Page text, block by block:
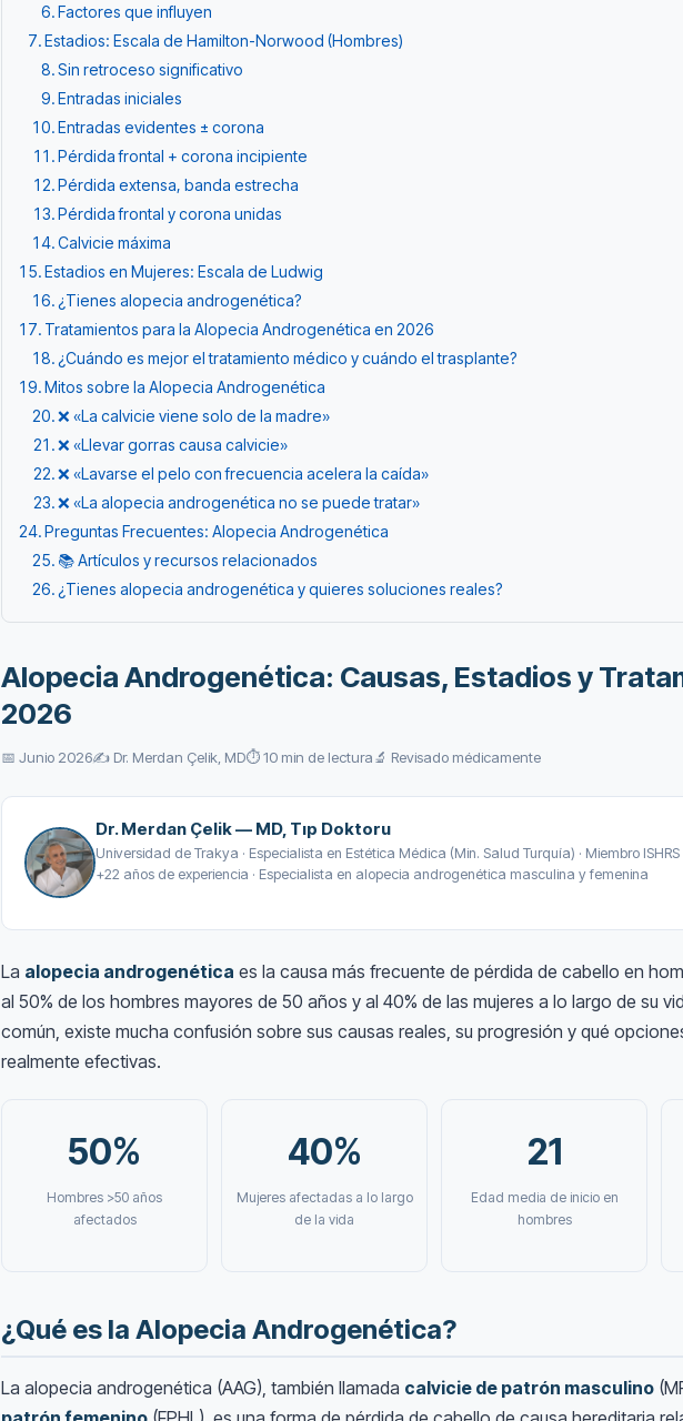
Factores que influyen
Estadios: Escala de Hamilton-Norwood (Hombres)
Sin retroceso significativo
Entradas iniciales
Entradas evidentes ± corona
Pérdida frontal + corona incipiente
Pérdida extensa, banda estrecha
Pérdida frontal y corona unidas
Calvicie máxima
Estadios en Mujeres: Escala de Ludwig
¿Tienes alopecia androgenética?
Tratamientos para la Alopecia Androgenética en 2026
¿Cuándo es mejor el tratamiento médico y cuándo el trasplante?
Mitos sobre la Alopecia Androgenética
❌ «La calvicie viene solo de la madre»
❌ «Llevar gorras causa calvicie»
❌ «Lavarse el pelo con frecuencia acelera la caída»
❌ «La alopecia androgenética no se puede tratar»
Preguntas Frecuentes: Alopecia Androgenética
📚 Artículos y recursos relacionados
¿Tienes alopecia androgenética y quieres soluciones reales?
Alopecia Androgenética: Causas, Estadios y
2026
📅 Junio 2026✍️ Dr. Merdan Çelik, MD⏱️ 10 min de lectura🔬 Revisado médicamente
Dr. Merdan Çelik — MD, Tıp Doktoru
Universidad de Trakya · Especialista en Estética Médica (Min. Salud Turquía) · Miembro ISHRS
+22 años de experiencia · Especialista en alopecia androgenética masculina y femenina
La alopecia androgenética es la causa más frecuente de pérdida de cabello en
al 50% de los hombres mayores de 50 años y al 40% de las mujeres a lo largo de su
común, existe mucha confusión sobre sus causas reales, su progresión y qué
realmente efectivas.
50%
Hombres >50 años
afectados
40%
Mujeres afectadas a lo largo
de la vida
21
Edad media de inicio en
hombres
¿Qué es la Alopecia Androgenética?
La alopecia androgenética (AAG), también llamada calvicie de patrón masculino